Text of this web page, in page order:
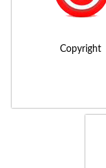
Copyright